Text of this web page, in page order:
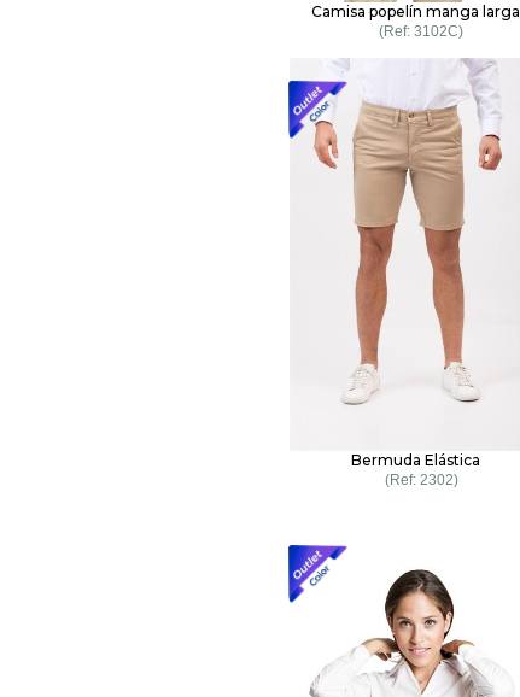
Camisa popelín manga larga
3102C
Bermuda Elástica
2302